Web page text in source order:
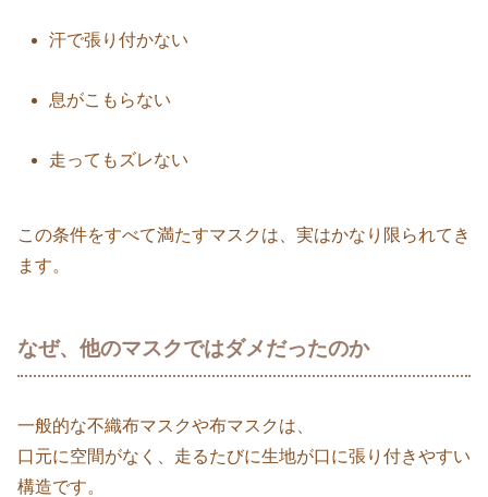
汗で張り付かない
息がこもらない
走ってもズレない
この条件をすべて満たすマスクは、実はかなり限られてき
ます。
なぜ、他のマスクではダメだったのか
一般的な不織布マスクや布マスクは、
口元に空間がなく、走るたびに生地が口に張り付きやすい
構造です。